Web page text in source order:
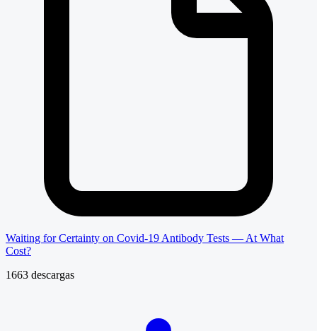
Waiting for Certainty on Covid-19 Antibody Tests — At What
Cost?
1663 descargas